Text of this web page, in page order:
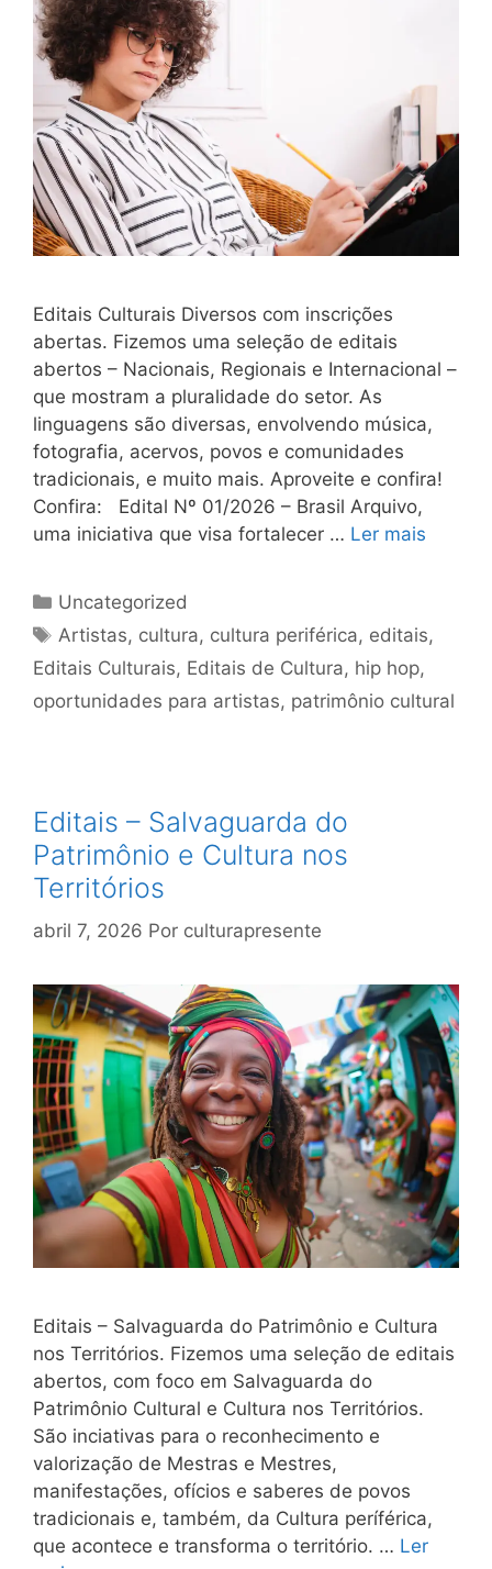
Editais Culturais Diversos com inscrições
abertas. Fizemos uma seleção de editais
abertos – Nacionais, Regionais e Internacional –
que mostram a pluralidade do setor. As
linguagens são diversas, envolvendo música,
fotografia, acervos, povos e comunidades
tradicionais, e muito mais. Aproveite e confira!
Confira: Edital Nº 01/2026 – Brasil Arquivo,
uma iniciativa que visa fortalecer … Ler mais
Uncategorized
Artistas, cultura, cultura periférica, editais,
Editais Culturais, Editais de Cultura, hip hop,
oportunidades para artistas, patrimônio cultural
Editais – Salvaguarda do
Patrimônio e Cultura nos
Territórios
abril 7, 2026 Por culturapresente
Editais – Salvaguarda do Patrimônio e Cultura
nos Territórios. Fizemos uma seleção de editais
abertos, com foco em Salvaguarda do
Patrimônio Cultural e Cultura nos Territórios.
São inciativas para o reconhecimento e
valorização de Mestras e Mestres,
manifestações, ofícios e saberes de povos
tradicionais e, também, da Cultura períférica,
que acontece e transforma o território. … Ler